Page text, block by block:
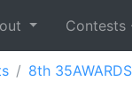
Contests
8th 35AWARDS